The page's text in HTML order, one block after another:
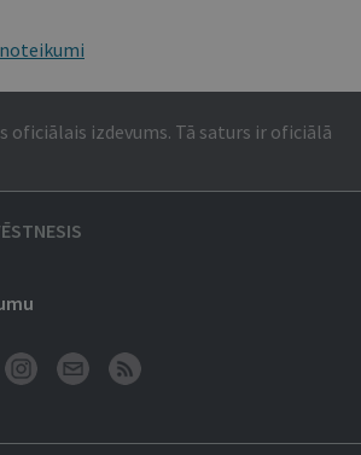
oficiālais izdevums. Tā saturs ir oficiālā